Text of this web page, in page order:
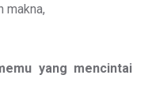
makna,
yang mencintai